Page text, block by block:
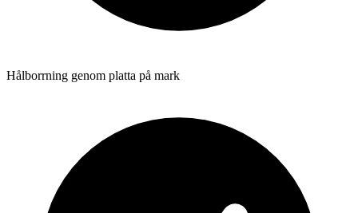
Hålborrning genom platta på mark